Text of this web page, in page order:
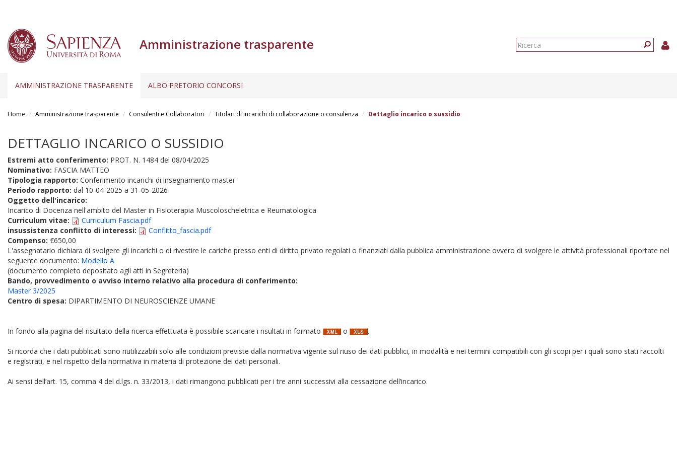
Amministrazione trasparente
Form
AMMINISTRAZIONE TRASPARENTE ALBO PRETORIO CONCORSI
Home Amministrazione trasparente Consulenti e Collaboratori Titolari di incarichi di collaborazione o consulenza Dettaglio incarico o sussidio
DETTAGLIO INCARICO O SUSSIDIO
Estremi atto conferimento: PROT. N. 1484 del 08/04/2025
Nominativo: FASCIA MATTEO
Tipologia rapporto: Conferimento incarichi di insegnamento master
Periodo rapporto: dal 10-04-2025 a 31-05-2026
Oggetto dell'incarico:
Incarico di Docenza nell'ambito del Master in Fisioterapia Muscoloscheletrica e Reumatologica
Curriculum vitae:
Curriculum Fascia.pdf
insussistenza conflitto di interessi:
Conflitto_fascia.pdf
Compenso: €650,00
L'assegnatario dichiara di svolgere gli incarichi o di rivestire le cariche presso enti di diritto privato regolati o finanziati dalla pubblica amministrazione ovvero di svolgere le attività professionali riportate nel
seguente documento: Modello A
(documento completo depositato agli atti in Segreteria)
Bando, provvedimento o avviso interno relativo alla procedura di conferimento:
Master 3/2025
Centro di spesa: DIPARTIMENTO DI NEUROSCIENZE UMANE
In fondo alla pagina del risultato della ricerca effettuata è possibile scaricare i risultati in formato o .
Si ricorda che i dati pubblicati sono riutilizzabili solo alle condizioni previste dalla normativa vigente sul riuso dei dati pubblici, in modalità e nei termini compatibili con gli scopi per i quali sono stati raccolti
e registrati, e nel rispetto della normativa in materia di protezione dei dati personali.
Ai sensi dell’art. 15, comma 4 del d.lgs. n. 33/2013, i dati rimangono pubblicati per i tre anni successivi alla cessazione dell’incarico.